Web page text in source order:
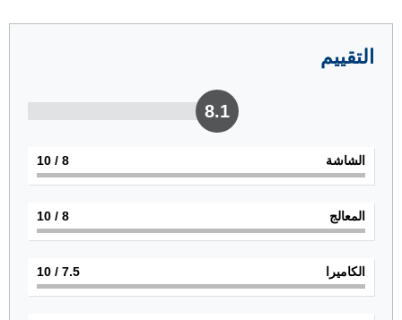
التقييم
8.1
الشاشة 8
/ 10
المعالج 8
/ 10
الكاميرا 7.5
/ 10